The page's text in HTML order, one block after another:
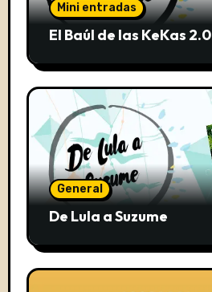
Mini entradas
El Baúl de las KeKas 2.0
General
De Lula a Suzume